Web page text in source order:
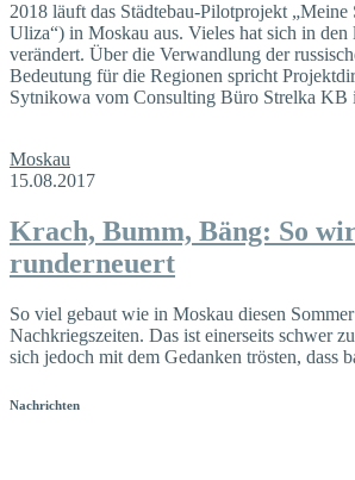
2018 läuft das Städtebau-Pilotprojekt „Meine
Uliza“) in Moskau aus. Vieles hat sich in den
verändert. Über die Verwandlung der
Bedeutung für die Regionen spricht
Sytnikowa vom Consulting Büro Strelka KB
Moskau
15.08.2017
Krach, Bumm, Bäng: So
runderneuert
So viel gebaut wie in Moskau diesen
Nachkriegszeiten. Das ist einerseits schwer
sich jedoch mit dem Gedanken trösten, dass
Nachrichten